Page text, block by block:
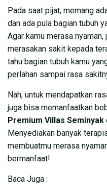
Pada saat pijat, memang
dan ada pula bagian tubuh
Agar kamu merasa nyaman,
merasakan sakit kepada
tahu bagian tubuh kamu
perlahan sampai rasa
Nah, untuk mendapatkan
juga bisa memanfaatkan
Premium Villas Seminyak
Menyediakan banyak
membuatmu merasa
bermanfaat!
Baca Juga :